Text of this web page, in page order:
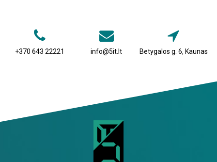
+370 643 22221 info@5it.lt Betygalos g. 6, Kaunas